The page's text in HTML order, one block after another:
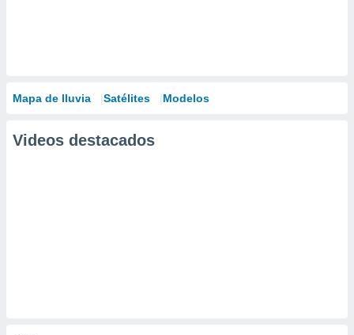
Mapa de lluvia Satélites Modelos
Videos destacados